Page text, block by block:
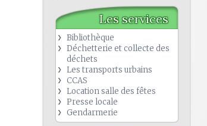
Les services
Bibliothèque
Déchetterie et collecte des
déchets
Les transports urbains
CCAS
Location salle des fêtes
Presse locale
Gendarmerie